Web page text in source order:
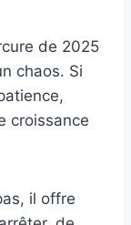
de 2025
chaos. Si
croissance
il offre